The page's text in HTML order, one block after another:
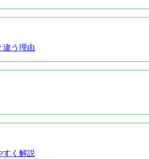
違う理由
すく解説